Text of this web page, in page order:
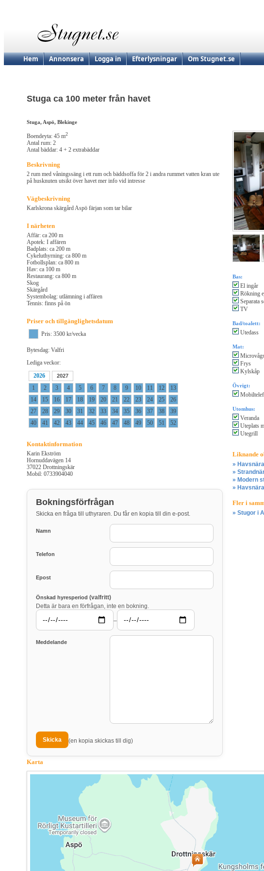
Hem Annonsera Logga in Efterlysningar Om Stugnet.se
Stuga ca 100 meter från havet
Stuga, Aspö, Blekinge
Boendeyta: 45 m2
Antal rum: 2
Antal bäddar: 4 + 2 extrabäddar
Beskrivning
2 rum med våningssäng i ett rum och bäddsoffa för 2 i andra rummet vatten kran ute
på husknuten utsikt över havet mer info vid intresse
Vägbeskrivning
Karlskrona skärgård Aspö färjan som tar bilar
I närheten
Affär: ca 200 m
Apotek: I affären
Badplats: ca 200 m
Cykeluthyrning: ca 800 m
Fotbollsplan: ca 800 m
Hav: ca 100 m
Restaurang: ca 800 m
Skog
Skärgård
Systembolag: utlämning i affären
Tennis: finns på ön
Priser och tillgänglighetsdatum
Pris: 3500 kr/vecka
Bytesdag: Valfri
Lediga veckor:
2026
2027
1 2 3 4 5 6 7 8 9 10 11 12
13
14
15 16 17 18 19 20 21 22 23 24 25
26
27
28 29 30 31 32 33 34 35 36 37 38
39
40
41 42 43 44 45 46 47 48 49 50 51 52
Kontaktinformation
Karin Ekström
Hornuddavägen 14
37022 Drottningskär
Mobil: 0733904040
Bokningsförfrågan
Skicka en fråga till uthyraren. Du får en kopia till din e-post.
Namn
Telefon
Epost
Önskad hyresperiod (valfritt)
Detta är bara en förfrågan, inte en bokning.
–
Meddelande
(en kopia skickas till dig)
Bas:
El ingår
Rökning
Separata
TV
Bad/toalett:
Utedass
Mat:
Frys
Kylskåp
Övrigt:
Utomhus:
Veranda
Uteplats
Utegrill
Liknande
»
»
» Modern
»
Fler i
» Stugor i
Karta